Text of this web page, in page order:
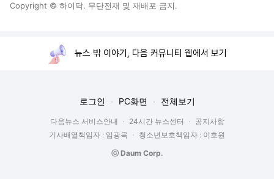
Copyright © 하이닥. 무단전재 및 재배포 금지.
뉴스 밖 이야기, 다음 커뮤니티 웹에서 보기
로그인 PC화면 전체보기
다음뉴스 서비스안내 24시간 뉴스센터
공지사항
기사배열책임자 : 임광욱
청소년보호책임자 : 이호원
ⓒ Daum Corp.